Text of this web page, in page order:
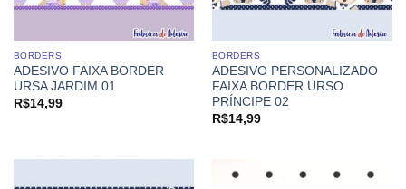
BORDERS
ADESIVO FAIXA BORDER
URSA JARDIM 01
R$14,99
BORDERS
ADESIVO PERSONALIZADO
FAIXA BORDER URSO
PRÍNCIPE 02
R$14,99